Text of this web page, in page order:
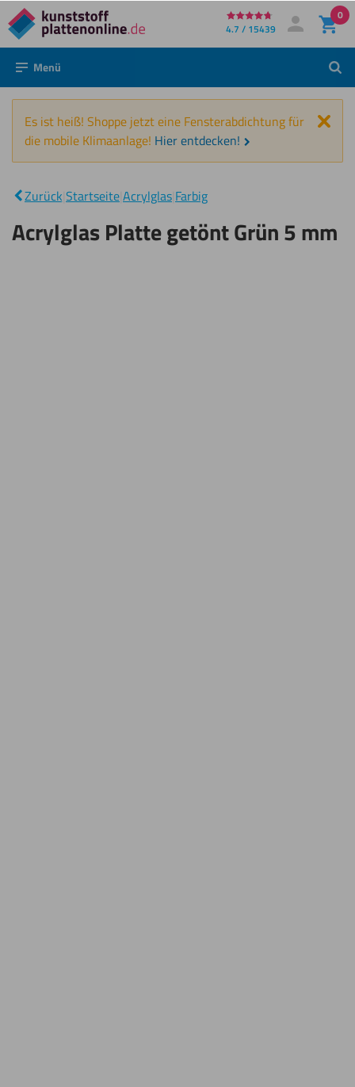
Direkt
zum
Inhalt
4.7 / 15439 Mein Konto
Anmelden
0
Menü
Es ist heiß! Shoppe jetzt eine Fensterabdichtung für
die mobile Klimaanlage! Hier entdecken!
Zurück StartseiteAcrylglas Farbig
Platte
getönt Grün
Acrylglas Platte getönt Grün 5 mm